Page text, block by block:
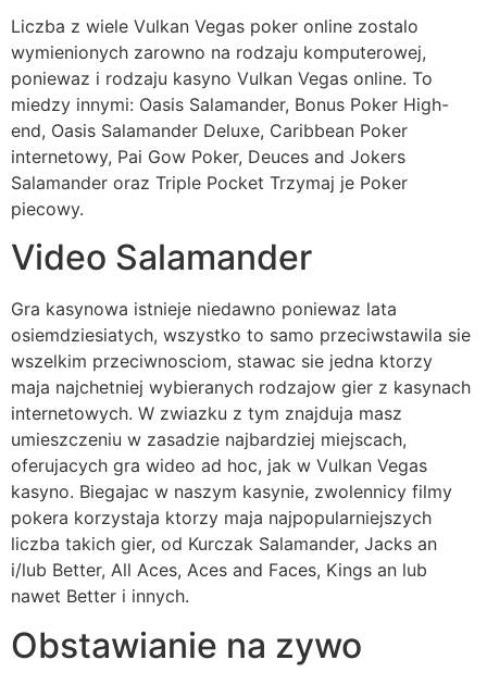
Liczba z wiele Vulkan Vegas poker online zostalo
wymienionych zarowno na rodzaju komputerowej,
poniewaz i rodzaju kasyno Vulkan Vegas online. To
miedzy innymi: Oasis Salamander, Bonus Poker High-
end, Oasis Salamander Deluxe, Caribbean Poker
internetowy, Pai Gow Poker, Deuces and Jokers
Salamander oraz Triple Pocket Trzymaj je Poker
piecowy.
Video Salamander
Gra kasynowa istnieje niedawno poniewaz lata
osiemdziesiatych, wszystko to samo przeciwstawila sie
wszelkim przeciwnosciom, stawac sie jedna ktorzy
maja najchetniej wybieranych rodzajow gier z kasynach
internetowych. W zwiazku z tym znajduja masz
umieszczeniu w zasadzie najbardziej miejscach,
oferujacych gra wideo ad hoc, jak w Vulkan Vegas
kasyno. Biegajac w naszym kasynie, zwolennicy filmy
pokera korzystaja ktorzy maja najpopularniejszych
liczba takich gier, od Kurczak Salamander, Jacks an
i/lub Better, All Aces, Aces and Faces, Kings an lub
nawet Better i innych.
Obstawianie na zywo